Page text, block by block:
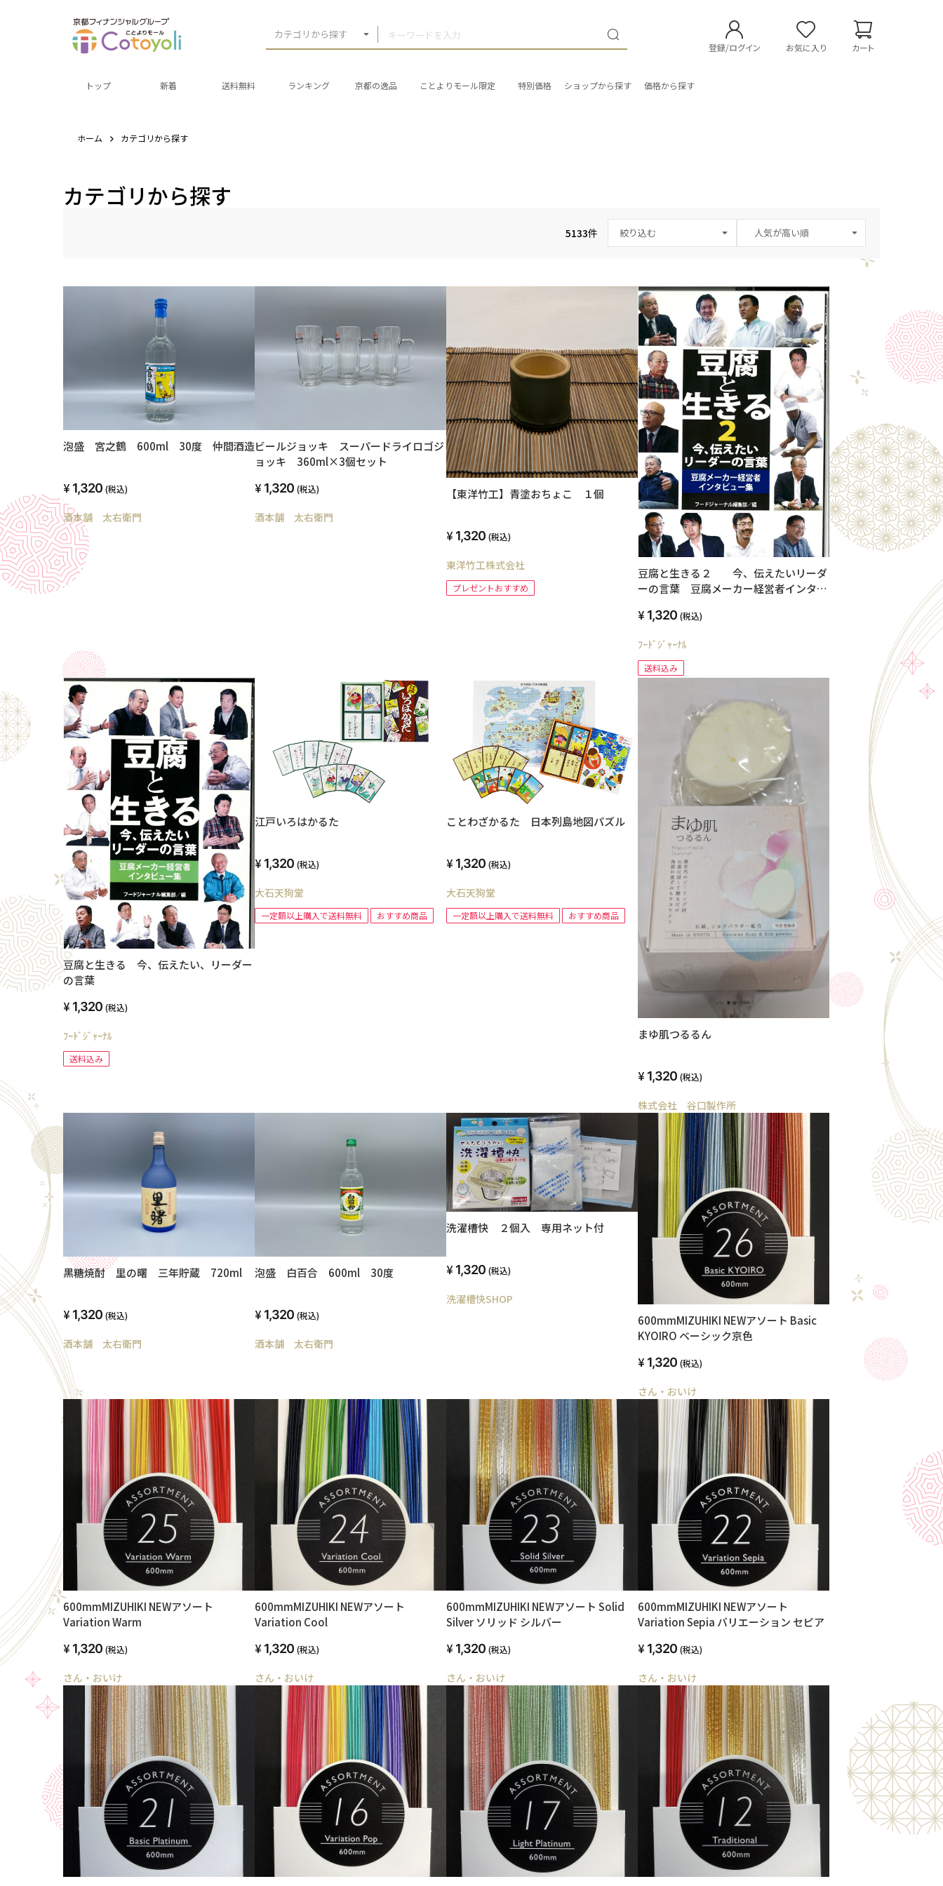
カテゴリから探す
登録/ログイン お気に入り カート
トップ 新着 送料無料 ランキング 京都の逸品 ことよりモール限定 特別価格 ショップから探す 価格から探す
ホーム カテゴリから探す
カテゴリから探す
5133件 絞り込む
泡盛 宮之鶴 600ml 30度 仲間酒造
1,320 (税込)
酒本舗 太右衛門
ビールジョッキ スーパードライロゴジ
ョッキ 360ml×3個セット
1,320 (税込)
酒本舗 太右衛門
【東洋竹工】青塗おちょこ １個
1,320 (税込)
東洋竹工株式会社
プレゼントおすすめ
豆腐と生きる２ 今、伝えたいリーダ
ーの言葉 豆腐メーカー経営者インタビ
1,320 (税込)
ﾌｰﾄﾞｼﾞｬｰﾅﾙ
送料込み
豆腐と生きる 今、伝えたい、リーダー
の言葉
1,320 (税込)
ﾌｰﾄﾞｼﾞｬｰﾅﾙ
送料込み
江戸いろはかるた
1,320 (税込)
大石天狗堂
一定額以上購入で送料無料 おすすめ商品
ことわざかるた 日本列島地図パズル
1,320 (税込)
大石天狗堂
一定額以上購入で送料無料 おすすめ商品
まゆ肌つるるん
1,320 (税込)
株式会社 谷口製作所
黒糖焼酎 里の曙 三年貯蔵 720ml
1,320 (税込)
酒本舗 太右衛門
泡盛 白百合 600ml 30度
1,320 (税込)
酒本舗 太右衛門
洗濯槽快 ２個入 専用ネット付
1,320 (税込)
洗濯槽快SHOP
600mmMIZUHIKI NEWアソート Basic
KYOIRO ベーシック京色
1,320 (税込)
さん・おいけ
600mmMIZUHIKI NEWアソート
Variation Warm
1,320 (税込)
さん・おいけ
600mmMIZUHIKI NEWアソート
Variation Cool
1,320 (税込)
さん・おいけ
600mmMIZUHIKI NEWアソート Solid
Silver ソリッド シルバー
1,320 (税込)
さん・おいけ
600mmMIZUHIKI NEWアソート
Variation Sepia バリエーション セピア
1,320 (税込)
さん・おいけ